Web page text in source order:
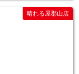
晴れる屋郡山店